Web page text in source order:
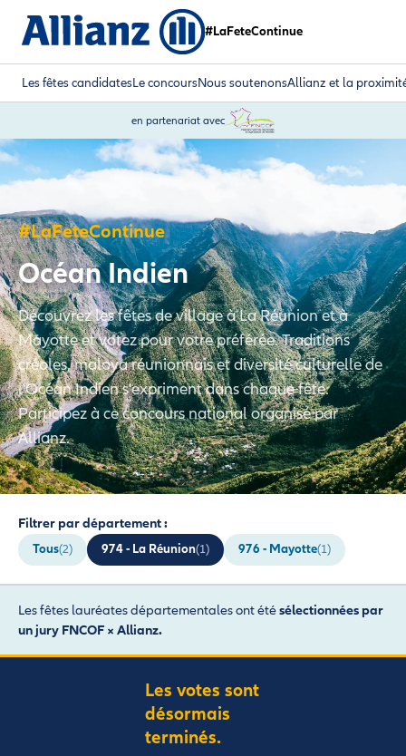
#LaFeteContinue
Les fêtes candidatesLe concoursNous soutenonsAllianz et la
en partenariat avec
#LaFeteContinue
Océan Indien
Découvrez les fêtes de village à La Réunion et à
Mayotte et votez pour votre préférée. Traditions
créoles, maloya réunionnais et diversité culturelle de
l'Océan Indien s'expriment dans chaque fête.
Participez à ce concours national organisé par
Allianz.
Filtrer par département :
Tous(2) 974 - La Réunion(1) 976 - Mayotte(1)
Les fêtes lauréates départementales ont étésélectionnées par
un jury FNCOF × Allianz.
Les votes sont
désormais
terminés.